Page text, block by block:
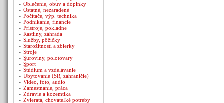
» Oblečenie, obuv a doplnky
» Ostatné, nezaradené
» Počítače, výp. technika
» Podnikanie, financie
» Prístroje, pokladne
» Rastliny, záhrada
» Služby, pôžičky
» Starožitnosti a zbierky
» Stroje
» Suroviny, polotovary
» Šport
» Štúdium a vzdelávanie
» Ubytovanie (SR, zahraničie)
» Video, foto, audio
» Zamestnanie, práca
» Zdravie a kozemtika
» Zvieratá, chovateľké potreby